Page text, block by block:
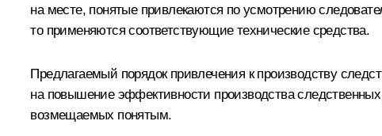
на месте, понятые привлекаются по усмотрению
то применяются соответствующие технические средства.
Предлагаемый порядок привлечения к производству
на повышение эффективности производства
возмещаемых понятым.